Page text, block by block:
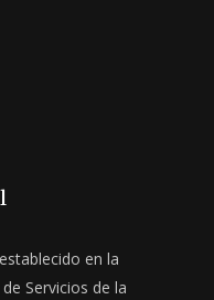
en la
Servicios de la